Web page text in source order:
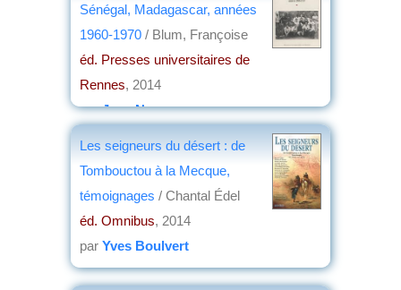
Sénégal, Madagascar, années
1960-1970 / Blum, Françoise
éd. Presses universitaires de
Rennes, 2014
parJean Nemo
Les seigneurs du désert : de
Tombouctou à la Mecque,
témoignages / Chantal Édel
éd. Omnibus, 2014
par Yves Boulvert